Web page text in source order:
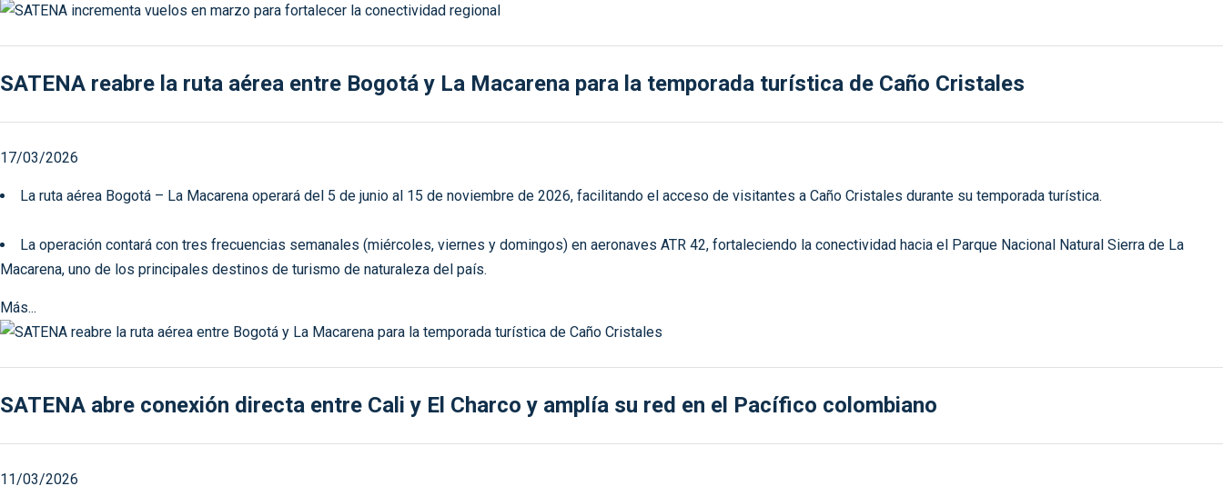
SATENA reabre la ruta aérea entre Bogotá y La Macarena para la temporada turística de Caño Cristales
17/03/2026
La ruta aérea Bogotá – La Macarena operará del 5 de junio al 15 de noviembre de 2026, facilitando el acceso de visitantes a Caño Cristales durante su temporada turística.
La operación contará con tres frecuencias semanales (miércoles, viernes y domingos) en aeronaves ATR 42, fortaleciendo la conectividad hacia el Parque Nacional Natural Sierra de La
Macarena, uno de los principales destinos de turismo de naturaleza del país.
Más...
SATENA abre conexión directa entre Cali y El Charco y amplía su red en el Pacífico colombiano
11/03/2026